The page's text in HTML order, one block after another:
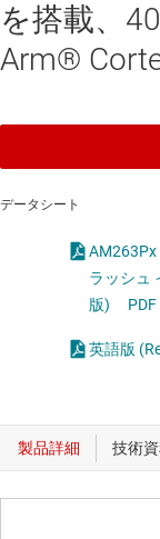
を搭載、
Arm®
データシート
ラッシュ
版)
PDF
英語版